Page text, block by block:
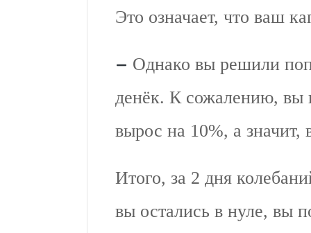
Это означает, что ваш
Однако вы решили
денёк. К сожалению, вы
вырос на 10%, а
Итого, за 2 дня
вы остались в нуле, вы